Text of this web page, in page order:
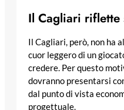
Il Cagliari
Il Cagliari, però, non ha
cuor leggero di un
credere. Per questo
dovranno presentarsi
dal punto di vista
progettuale.